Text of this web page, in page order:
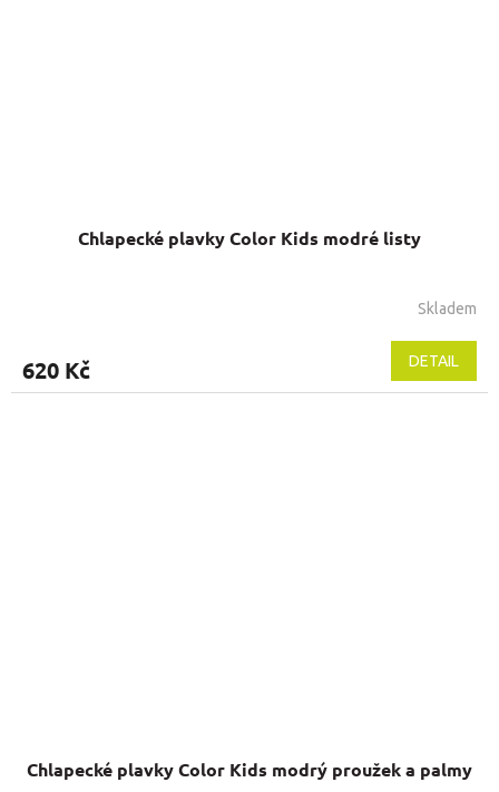
Chlapecké plavky Color Kids modré listy
Skladem
620 Kč DETAIL
Chlapecké plavky Color Kids modrý proužek a palmy